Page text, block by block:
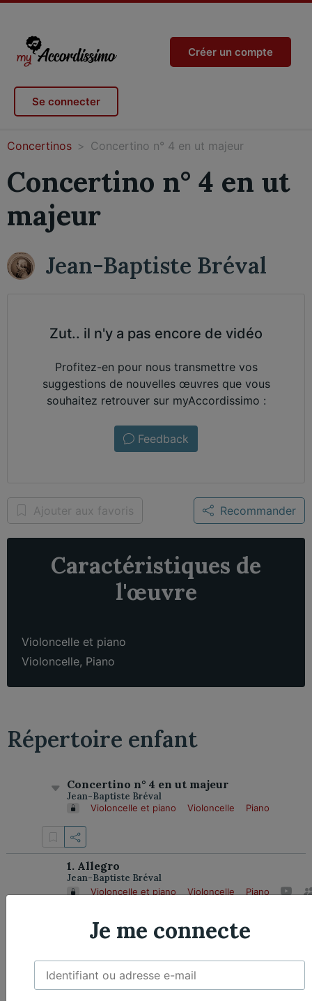
Créer un compte
Se connecter
Concertinos Concertino n° 4 en ut majeur
Concertino n° 4 en ut
majeur
Jean-Baptiste Bréval
Zut.. il n'y a pas encore de vidéo
Profitez-en pour nous transmettre vos
suggestions de nouvelles œuvres que vous
souhaitez retrouver sur myAccordissimo :
Feedback
Ajouter aux favoris Recommander
Caractéristiques de
l'œuvre
Violoncelle et piano
Violoncelle, Piano
Répertoire enfant
Concertino n° 4 en ut majeur
Jean-Baptiste Bréval
Violoncelle et piano Violoncelle Piano
1. Allegro
Jean-Baptiste Bréval
Violoncelle et piano Violoncelle Piano
Jean-Baptiste Bréval
Violoncelle et piano Violoncelle
Je me connecte